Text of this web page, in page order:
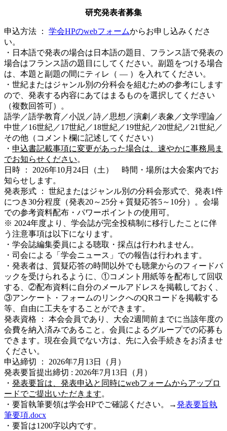
研究発表者募集
申込方法 ： 学会HPのwebフォームからお申し込みくださ
い。
・日本語で発表の場合は日本語の題目、フランス語で発表の
場合はフランス語の題目にしてください。副題をつける場合
は、本題と副題の間にティレ（ ― ）を入れてください。
・世紀またはジャンル別の分科会を組むための参考にします
ので、発表する内容にあてはまるものを選択してください
（複数回答可）。
語学／語学教育／小説／詩／思想／演劇／表象／文学理論／
中世／16世紀／17世紀／18世紀／19世紀／20世紀／21世紀／
その他（コメント欄に記述してください）
・ 申込書記載事項に変更があった場合は、速やかに事務局ま
でお知らせください。
日時 ： 2026年10月24日（土） 時間・場所は大会案内でお
知らせします。
発表形式 ： 世紀またはジャンル別の分科会形式で、発表1件
につき30分程度（発表20～25分＋質疑応答5～10分）。会場
での参考資料配布・パワーポイントの使用可。
※ 2024年度より、学会誌が完全投稿制に移行したことに伴
う注意事項は以下になります。
・学会誌編集委員による聴取・採点は行われません。
・司会による「学会ニュース」での報告は行われます。
・発表者は、質疑応答の時間以外でも聴衆からのフィードバ
ックを受けられるように、①コメント用紙等を配布して回収
する、②配布資料に自分のメールアドレスを掲載しておく、
③アンケート・フォームのリンクへのQRコードを掲載する
等、自由に工夫をすることができます。
発表資格 ： 本会会員であり、大会2週間前までに当該年度の
会費を納入済みであること。会員によるグループでの応募も
できます。現在会員でない方は、先に入会手続きをお済ませ
ください。
申込締切 ： 2026年7月13日（月）
発表要旨提出締切 : 2026年7月13日（月）
・ 発表要旨は、発表申込と同時にwebフォームからアップロ
ードでご提出いただきます。
・要旨執筆要領は学会HPでご確認ください。→発表要旨執
筆要項.docx
・要旨は1200字以内です。